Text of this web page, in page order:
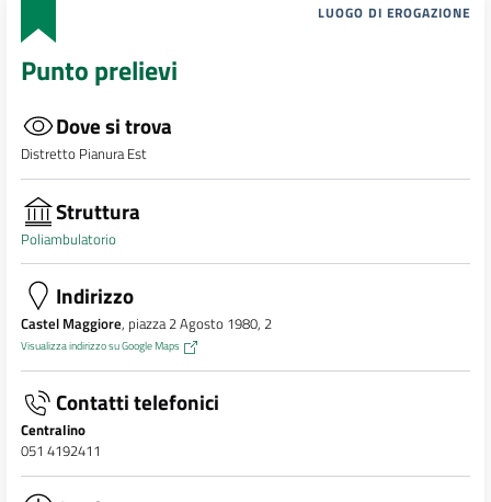
LUOGO DI EROGAZIONE
Punto prelievi
Dove si trova
Distretto Pianura Est
Struttura
Poliambulatorio
Indirizzo
Castel Maggiore, piazza 2 Agosto 1980, 2
Visualizza indirizzo su Google Maps
Contatti telefonici
Centralino
051 4192411